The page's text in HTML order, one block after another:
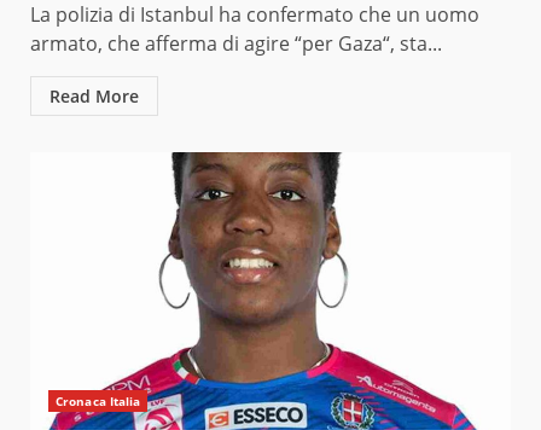
La polizia di Istanbul ha confermato che un uomo
armato, che afferma di agire “per Gaza“, sta...
Read More
Cronaca Italia